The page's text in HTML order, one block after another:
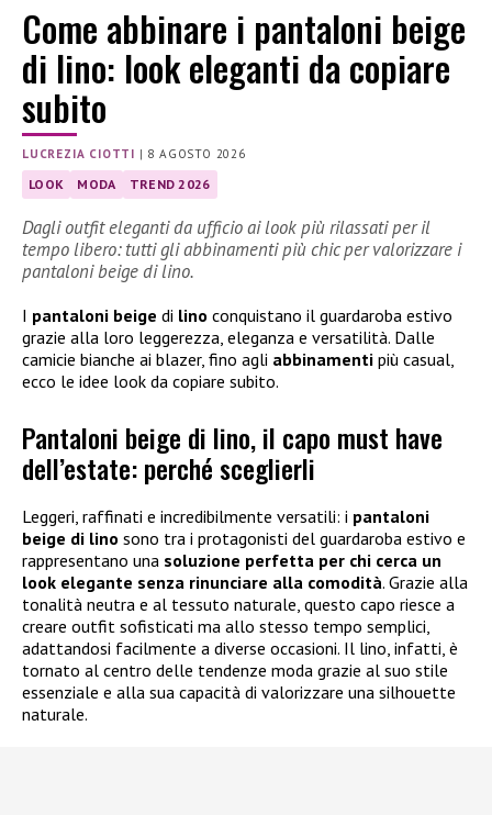
Come abbinare i pantaloni beige
di lino: look eleganti da copiare
subito
LUCREZIA CIOTTI | 8 AGOSTO 2026
LOOK MODA TREND 2026
Dagli outfit eleganti da ufficio ai look più rilassati per il
tempo libero: tutti gli abbinamenti più chic per valorizzare i
pantaloni beige di lino.
I pantaloni beige di lino conquistano il guardaroba estivo
grazie alla loro leggerezza, eleganza e versatilità. Dalle
camicie bianche ai blazer, fino agli abbinamenti più casual,
ecco le idee look da copiare subito.
Pantaloni beige di lino, il capo must have
dell’estate: perché sceglierli
Leggeri, raffinati e incredibilmente versatili: i pantaloni
beige di lino sono tra i protagonisti del guardaroba estivo e
rappresentano una soluzione perfetta per chi cerca un
look elegante senza rinunciare alla comodità. Grazie alla
tonalità neutra e al tessuto naturale, questo capo riesce a
creare outfit sofisticati ma allo stesso tempo semplici,
adattandosi facilmente a diverse occasioni. Il lino, infatti, è
tornato al centro delle tendenze moda grazie al suo stile
essenziale e alla sua capacità di valorizzare una silhouette
naturale.